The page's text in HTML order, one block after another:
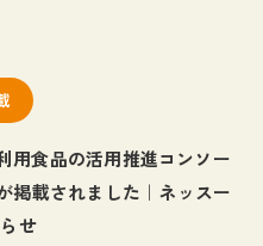
用食品の活用推進コンソー
掲載されました｜ネッスー
せ